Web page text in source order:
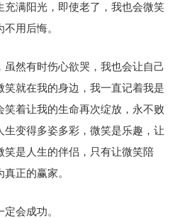
充满阳光，即使老了，我也会微笑
用后悔。
虽然有时伤心欲哭，我也会让自己
就在我的身边，我一直记着我是
着让我的生命再次绽放，永不败
变得多姿多彩，微笑是乐趣，让
笑是人生的伴侣，只有让微笑陪
正的赢家。
会成功。